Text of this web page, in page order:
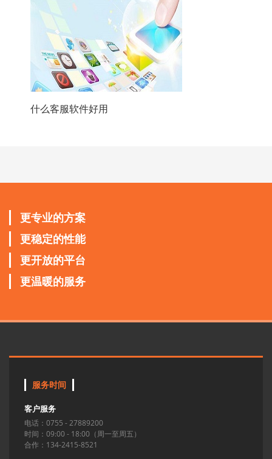
什么客服软件好用
更专业的方案
更稳定的性能
更开放的平台
更温暖的服务
服务时间
客户服务
电话：0755 - 27889200
时间：09:00 - 18:00（周一至周五）
合作：134-2415-8521